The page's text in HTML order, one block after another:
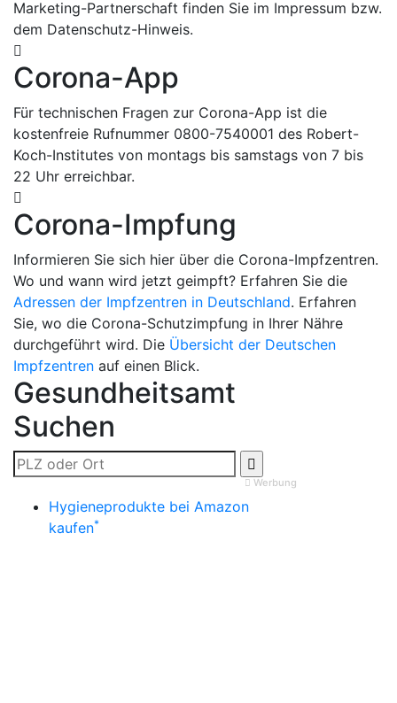
Marketing-Partnerschaft finden Sie im Impressum bzw.
dem Datenschutz-Hinweis.
Corona-App
Für technischen Fragen zur Corona-App ist die
kostenfreie Rufnummer 0800-7540001 des Robert-
Koch-Institutes von montags bis samstags von 7 bis
22 Uhr erreichbar.
Corona-Impfung
Informieren Sie sich hier über die Corona-Impfzentren.
Wo und wann wird jetzt geimpft? Erfahren Sie die
Adressen der Impfzentren in Deutschland. Erfahren
Sie, wo die Corona-Schutzimpfung in Ihrer Nähre
durchgeführt wird. Die Übersicht der Deutschen
Impfzentren auf einen Blick.
Gesundheitsamt
Suchen
Werbung
Hygieneprodukte bei Amazon
kaufen*